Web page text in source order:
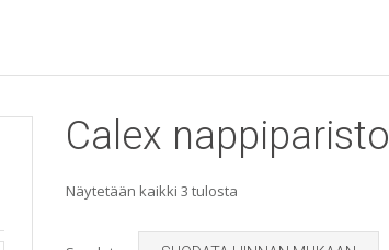
Calex nappiparisto
Näytetään kaikki 3 tulostaSorted
by